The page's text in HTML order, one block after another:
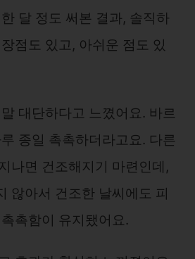
달 정도 써본 결과, 솔직하
점도 있고, 아쉬운 점도 있
대단하다고 느꼈어요. 바르
종일 촉촉하더라고요. 다른
나면 건조해지기 마련인데,
않아서 건조한 날씨에도 피
촉함이 유지됐어요.